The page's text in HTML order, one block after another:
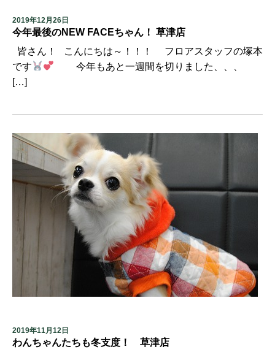
2019年12月26日
今年最後のNEW FACEちゃん！ 草津店
皆さん！ こんにちは～！！！ フロアスタッフの塚本
です
今年もあと一週間を切りました、、、
[…]
2019年11月12日
わんちゃんたちも冬支度！ 草津店